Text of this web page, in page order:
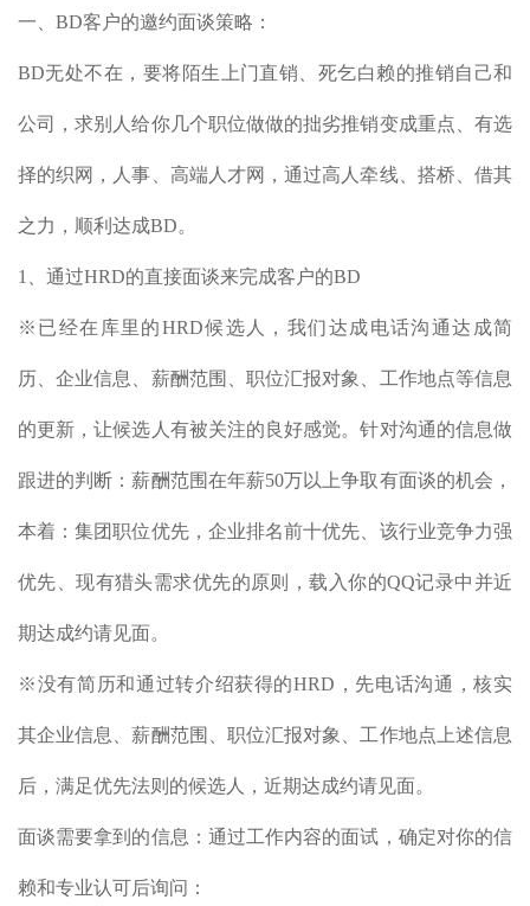
一、BD客户的邀约面谈策略：
BD无处不在，要将陌生上门直销、死乞白赖的推销自己和
公司，求别人给你几个职位做做的拙劣推销变成重点、有选
择的织网，人事、高端人才网，通过高人牵线、搭桥、借其
之力，顺利达成BD。
1、通过HRD的直接面谈来完成客户的BD
※已经在库里的HRD候选人，我们达成电话沟通达成简
历、企业信息、薪酬范围、职位汇报对象、工作地点等信息
的更新，让候选人有被关注的良好感觉。针对沟通的信息做
跟进的判断：薪酬范围在年薪50万以上争取有面谈的机会，
本着：集团职位优先，企业排名前十优先、该行业竞争力强
优先、现有猎头需求优先的原则，载入你的QQ记录中并近
期达成约请见面。
※没有简历和通过转介绍获得的HRD，先电话沟通，核实
其企业信息、薪酬范围、职位汇报对象、工作地点上述信息
后，满足优先法则的候选人，近期达成约请见面。
面谈需要拿到的信息：通过工作内容的面试，确定对你的信
赖和专业认可后询问：